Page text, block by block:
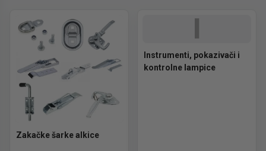
Zakačke šarke alkice
I
Instrumenti, pokazivači i
kontrolne lampice